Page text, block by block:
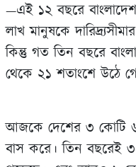
—এই ১২ বছরে
লাখ মানুষকে
কিন্তু গত তিন বছরে
থেকে ২১ শতাংশে উঠে
আজকে দেশের ৩ কোটি ৬০
বাস করে। তিন বছরেই